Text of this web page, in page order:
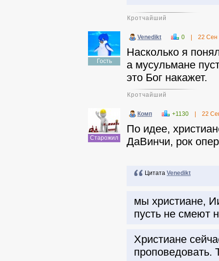
Кротчайший
Гость
Venedikt 0 22 Сен
Насколько я
а мусульмане
это Бог накажет.
Кротчайший
Старожил
Комп +1130 22
По идее,
ДаВинчи, рок
Цитата Venedikt
мы христиане,
пусть не смеют
Христиане
проповедовать.